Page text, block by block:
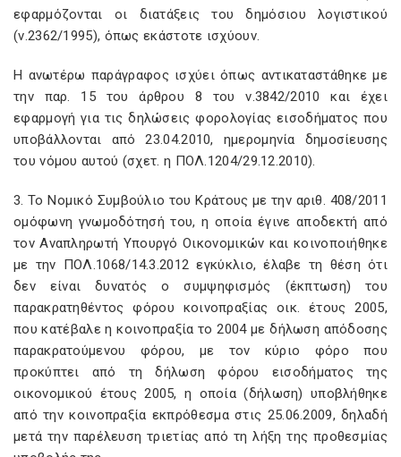
εφαρμόζονται οι διατάξεις του δημόσιου λογιστικού
(ν.2362/1995), όπως εκάστοτε ισχύουν.
Η ανωτέρω παράγραφος ισχύει όπως αντικαταστάθηκε με
την παρ. 15 του άρθρου 8 του ν.3842/2010 και έχει
εφαρμογή για τις δηλώσεις φορολογίας εισοδήματος που
υποβάλλονται από 23.04.2010, ημερομηνία δημοσίευσης
του νόμου αυτού (σχετ. η ΠΟΛ.1204/29.12.2010).
3. Το Νομικό Συμβούλιο του Κράτους με την αριθ. 408/2011
ομόφωνη γνωμοδότησή του, η οποία έγινε αποδεκτή από
τον Αναπληρωτή Υπουργό Οικονομικών και κοινοποιήθηκε
με την ΠΟΛ.1068/14.3.2012 εγκύκλιο, έλαβε τη θέση ότι
δεν είναι δυνατός ο συμψηφισμός (έκπτωση) του
παρακρατηθέντος φόρου κοινοπραξίας οικ. έτους 2005,
που κατέβαλε η κοινοπραξία το 2004 με δήλωση απόδοσης
παρακρατούμενου φόρου, με τον κύριο φόρο που
προκύπτει από τη δήλωση φόρου εισοδήματος της
οικονομικού έτους 2005, η οποία (δήλωση) υποβλήθηκε
από την κοινοπραξία εκπρόθεσμα στις 25.06.2009, δηλαδή
μετά την παρέλευση τριετίας από τη λήξη της προθεσμίας